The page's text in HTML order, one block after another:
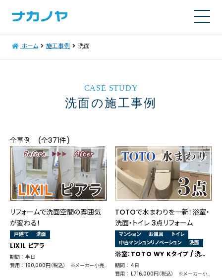
ホーム 施工事例 洗面
CASE STUDY
洗面の施工事例
全事例 (全371件)
リフォームで洗面空間の雰囲気
が変わる！
戸建て 洗面
LIXIL ピアラ
期間 ： 半日
費用 ： 160,000円（税込） ※メーカー小売価格 160,700円
TOTOで水まわりを一新！浴室・
洗面・トイレ 3点リフォーム
マンション お風呂
トイレ
中古マンションリノベーション
洗面
浴室：TOTO WY Kタイプ / 洗面台：TOTO サクア / トイレ：TOTO ピュアレストQR
期間 ： 4日
費用 ： 1,716,000円（税込） ※メーカー小売価格 1,646,920円（浴室：1,129,480円＋洗面：292,600円＋トイレ：224,840円）